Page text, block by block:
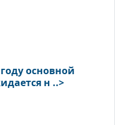
основной
н ..>